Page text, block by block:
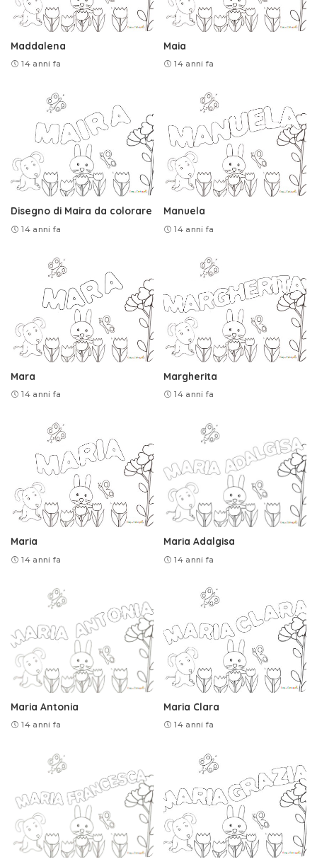
Maddalena
14 anni fa
Maia
14 anni fa
Disegno di Maira da colorare
14 anni fa
Manuela
14 anni fa
Mara
14 anni fa
Margherita
14 anni fa
Maria
14 anni fa
Maria Adalgisa
14 anni fa
Maria Antonia
14 anni fa
Maria Clara
14 anni fa